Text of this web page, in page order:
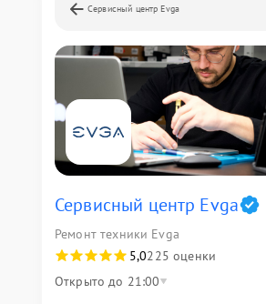
Сервисный центр Evga
Сервисный центр Evga
Ремонт техники Evga
5,0225 оценки
Открыто до 21:00